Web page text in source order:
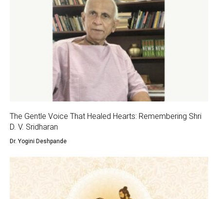
The Gentle Voice That Healed Hearts: Remembering Shri
D. V. Sridharan
Dr. Yogini Deshpande